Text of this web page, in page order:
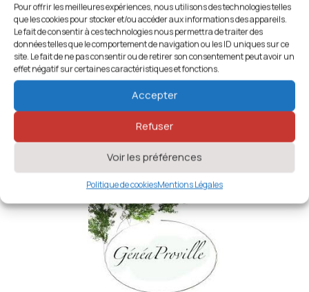
Pour offrir les meilleures expériences, nous utilisons des technologies telles
que les cookies pour stocker et/ou accéder aux informations des appareils.
Le fait de consentir à ces technologies nous permettra de traiter des
données telles que le comportement de navigation ou les ID uniques sur ce
site. Le fait de ne pas consentir ou de retirer son consentement peut avoir un
effet négatif sur certaines caractéristiques et fonctions.
Accepter
Refuser
Voir les préférences
Politique de cookiesMentions Légales
Généa’Hem
59 - Nord,Associations par Départements,Associations
par Régions
Nord-Pas-de-Calais
1357 vues